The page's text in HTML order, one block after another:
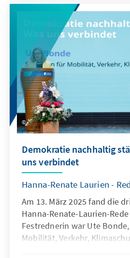
Zusammenhalt der Ukraine,
europäische Strukturen
eines schnellen
Stärkung demokratischer
Demokratie nachhaltig
uns verbindet
Hanna-Renate Laurien -
Am 13. März 2025 fand die
Hanna-Renate-Laurien-
Festrednerin war Ute
Mobilität, Verkehr,